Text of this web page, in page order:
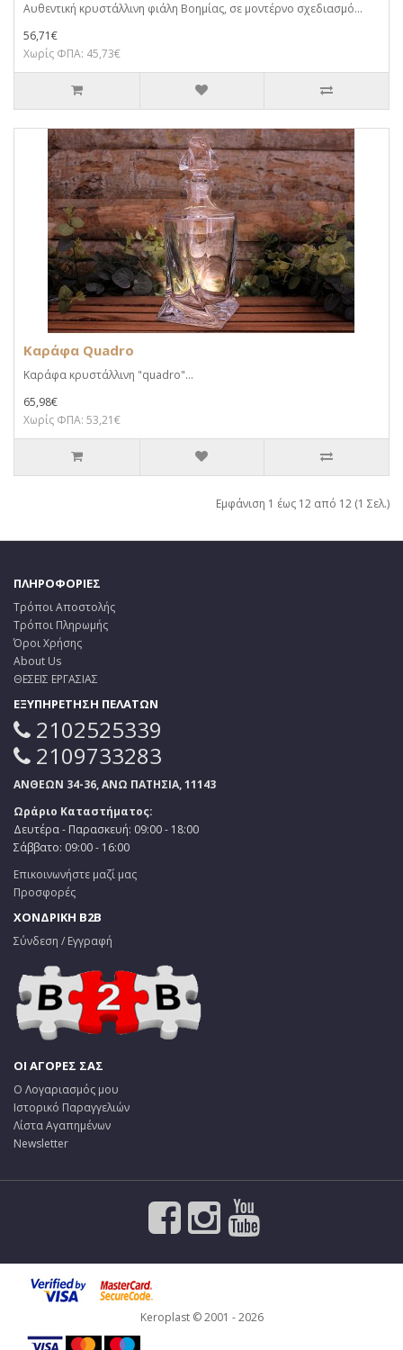
Αυθεντική κρυστάλλινη φιάλη Βοημίας, σε μοντέρνο σχεδιασμό...
56,71€
Χωρίς ΦΠΑ: 45,73€
Καράφα Quadro
Καράφα κρυστάλλινη "quadro"...
65,98€
Χωρίς ΦΠΑ: 53,21€
Εμφάνιση 1 έως 12 από 12 (1 Σελ.)
ΠΛΗΡΟΦΟΡΙΕΣ
Τρόποι Αποστολής
Τρόποι Πληρωμής
Όροι Χρήσης
About Us
ΘΕΣΕΙΣ ΕΡΓΑΣΙΑΣ
ΕΞΥΠΗΡΕΤΗΣΗ ΠΕΛΑΤΩΝ
2102525339
2109733283
ΑΝΘΕΩΝ 34-36, ΑΝΩ ΠΑΤΗΣΙΑ, 11143
Ωράριο Καταστήματος:
Δευτέρα - Παρασκευή: 09:00 - 18:00
Σάββατο: 09:00 - 16:00
Επικοινωνήστε μαζί μας
Προσφορές
ΧΟΝΔΡΙΚΗ B2B
Σύνδεση / Εγγραφή
ΟΙ ΑΓΟΡΕΣ ΣΑΣ
Ο Λογαριασμός μου
Ιστορικό Παραγγελιών
Λίστα Αγαπημένων
Newsletter
Keroplast © 2001 - 2026